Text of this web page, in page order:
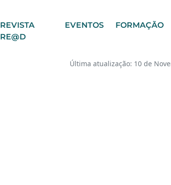
REVISTA
RE@D
EVENTOS FORMAÇÃO
Última atualização: 10 de